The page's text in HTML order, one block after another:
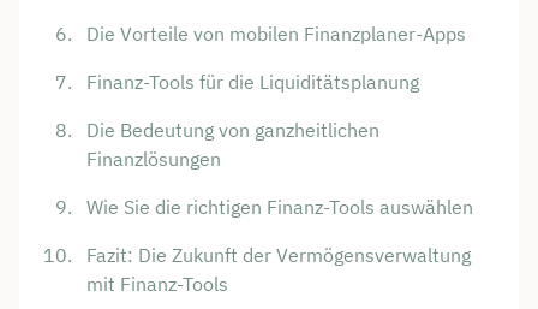
Die Vorteile von mobilen Finanzplaner-Apps
Finanz-Tools für die Liquiditätsplanung
Die Bedeutung von ganzheitlichen
Finanzlösungen
Wie Sie die richtigen Finanz-Tools auswählen
Fazit: Die Zukunft der Vermögensverwaltung
mit Finanz-Tools